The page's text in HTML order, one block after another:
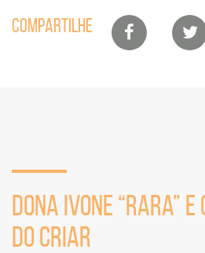
COMPARTILHELista
DONA IVONE “RARA” E
DO CRIAR